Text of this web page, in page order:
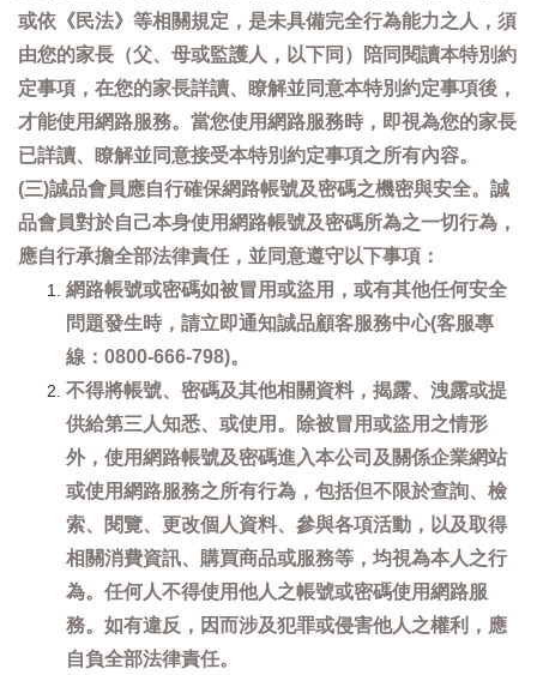
或依《民法》等相關規定，是未具備完全行為能力之人，須
由您的家長（父、母或監護人，以下同）陪同閱讀本特別約
定事項，在您的家長詳讀、瞭解並同意本特別約定事項後，
才能使用網路服務。當您使用網路服務時，即視為您的家長
已詳讀、瞭解並同意接受本特別約定事項之所有內容。
(三)誠品會員應自行確保網路帳號及密碼之機密與安全。誠
品會員對於自己本身使用網路帳號及密碼所為之一切行為，
應自行承擔全部法律責任，並同意遵守以下事項：
網路帳號或密碼如被冒用或盜用，或有其他任何安全
問題發生時，請立即通知誠品顧客服務中心(客服專
線：0800-666-798)。
不得將帳號、密碼及其他相關資料，揭露、洩露或提
供給第三人知悉、或使用。除被冒用或盜用之情形
外，使用網路帳號及密碼進入本公司及關係企業網站
或使用網路服務之所有行為，包括但不限於查詢、檢
索、閱覽、更改個人資料、參與各項活動，以及取得
相關消費資訊、購買商品或服務等，均視為本人之行
為。任何人不得使用他人之帳號或密碼使用網路服
務。如有違反，因而涉及犯罪或侵害他人之權利，應
自負全部法律責任。